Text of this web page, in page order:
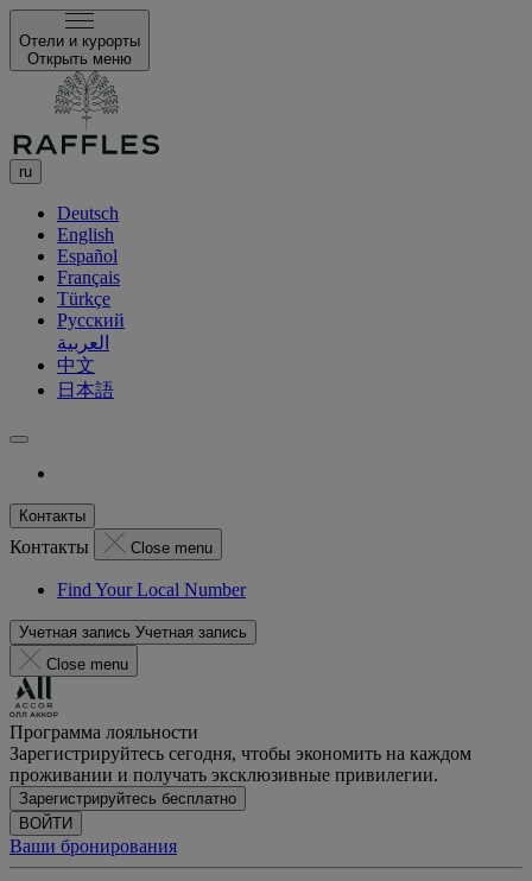
Отели и курорты
Открыть меню
ru
Deutsch
English
Español
Français
Türkçe
Русский
العربية
中文
日本語
Контакты
Контакты Close menu
Find Your Local Number
Учетная запись Учетная запись
Close menu
Программа лояльности
Зарегистрируйтесь сегодня, чтобы экономить на каждом
проживании и получать эксклюзивные привилегии.
Зарегистрируйтесь бесплатно
ВОЙТИ
Ваши бронирования